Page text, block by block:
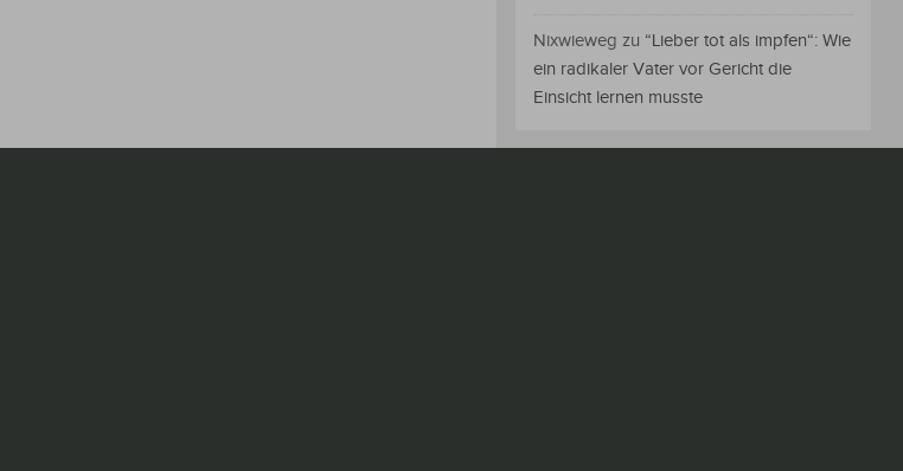
Nixwieweg zu “Lieber tot als impfen“: Wie
ein radikaler Vater vor Gericht die
Einsicht lernen musste